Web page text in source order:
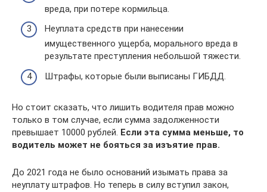
вреда, при потере кормильца.
Неуплата средств при нанесении
имущественного ущерба, морального вреда в
результате преступления небольшой тяжести.
Штрафы, которые были выписаны ГИБДД.
Но стоит сказать, что лишить водителя прав можно
только в том случае, если сумма задолженности
превышает 10000 рублей. Если эта сумма меньше, то
водитель может не бояться за изъятие прав.
До 2021 года не было оснований изымать права за
неуплату штрафов. Но теперь в силу вступил закон,